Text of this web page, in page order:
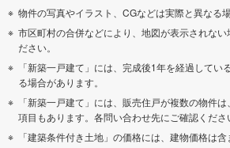
物件の写真やイラスト、CGなどは実際と異なる場
市区町村の合併などにより、地図が表示されない
ださい。
「新築一戸建て」には、完成後1年を経過してい
る場合があります。
「新築一戸建て」には、販売住戸が複数の物件
項目もあります。各問い合わせ先にご確認くださ
「建築条件付き土地」の価格には、建物価格は含